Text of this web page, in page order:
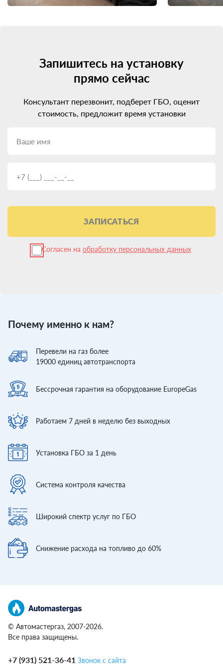
Запишитесь на установку
прямо сейчас
Консультант перезвонит, подберет ГБО, оценит
стоимость, предложит время установки
ЗАПИСАТЬСЯ
Согласен на обработку персональных данных
Почему именно к нам?
Перевели на газ более
19000 единиц автотранспорта
Бессрочная гарантия на оборудование EuropeGas
Работаем 7 дней в неделю без выходных
Установка ГБО за 1 день
Система контроля качества
Широкий спектр услуг по ГБО
Снижение расхода на топливо до 60%
© Автомастергаз, 2007-2026.
Все права защищены.
+7 (931) 521-36-41 Звонок с сайта